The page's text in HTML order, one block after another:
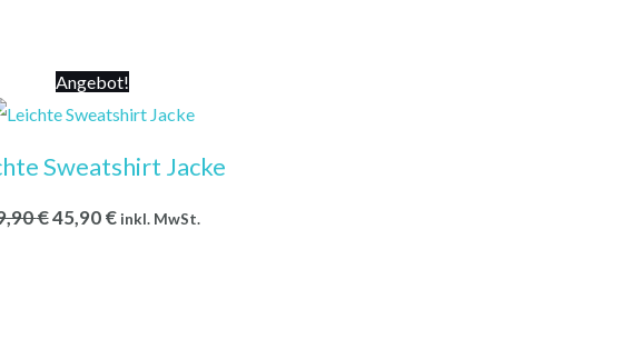
Angebot!
Sweatshirt Jacke
€
Ursprünglicher
war:
45,90€
Aktueller
ist:
inkl. MwSt.